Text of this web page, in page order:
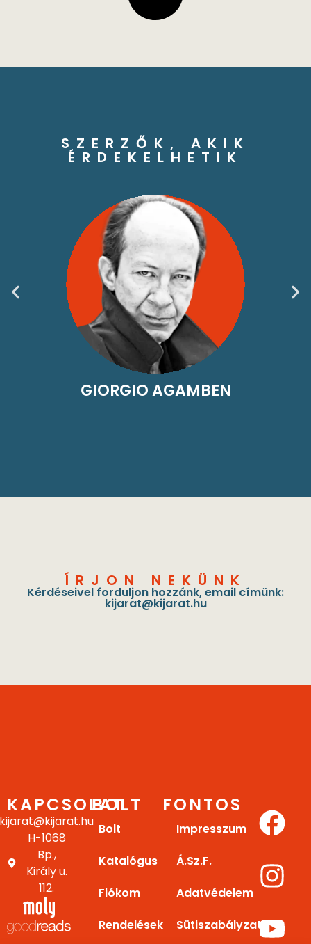
SZERZŐK, AKIK
ÉRDEKELHETIK
GIORGIO AGAMBEN
ÍRJON NEKÜNK
Kérdéseivel forduljon hozzánk, email címünk:
kijarat@kijarat.hu
KAPCSOLAT
kijarat@kijarat.hu
H-1068
Bp.,
Király u.
112.
BOLT
Bolt
Katalógus
Fiókom
Rendelések
FONTOS
Impresszum
Á.Sz.F.
Adatvédelem
Sütiszabályzat